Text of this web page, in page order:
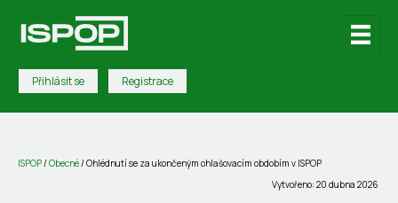
Přihlásit se Registrace
ISPOP/Obecné/Ohlédnutí se za ukončeným ohlašovacím obdobím v ISPOP
Vytvořeno: 20 dubna 2026